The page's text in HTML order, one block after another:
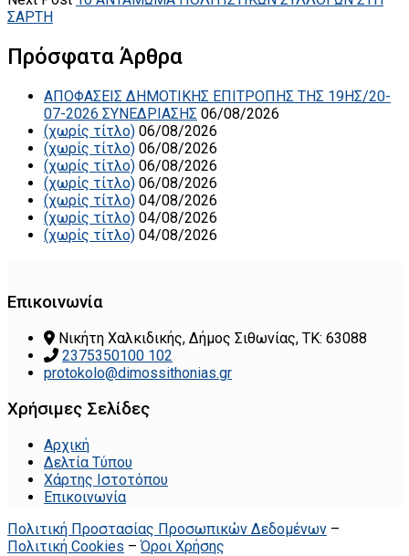
ΣΑΡΤΗ
Πρόσφατα Άρθρα
ΑΠΟΦΑΣΕΙΣ ΔΗΜΟΤΙΚΗΣ ΕΠΙΤΡΟΠΗΣ ΤΗΣ 19ΗΣ/20-
07-2026 ΣΥΝΕΔΡΙΑΣΗΣ 06/08/2026
(χωρίς τίτλο) 06/08/2026
(χωρίς τίτλο) 06/08/2026
(χωρίς τίτλο) 06/08/2026
(χωρίς τίτλο) 06/08/2026
(χωρίς τίτλο) 04/08/2026
(χωρίς τίτλο) 04/08/2026
(χωρίς τίτλο) 04/08/2026
Επικοινωνία
Νικήτη Χαλκιδικής, Δήμος Σιθωνίας, ΤΚ: 63088
2375350100 102
protokolo@dimossithonias.gr
Χρήσιμες Σελίδες
Αρχική
Δελτία Τύπου
Χάρτης Ιστοτόπου
Επικοινωνία
Πολιτική Προστασίας Προσωπικών Δεδομένων –
Πολιτική Cookies –Όροι Χρήσης